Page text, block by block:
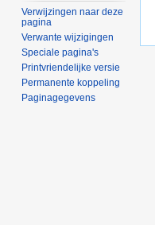
Verwijzingen naar deze
pagina
Verwante wijzigingen
Speciale pagina's
Printvriendelijke versie
Permanente koppeling
Paginagegevens